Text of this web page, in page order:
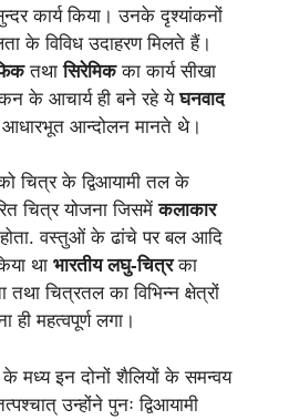
कार्य किया। उनके दृश्यांकनों
के विविध उदाहरण मिलते हैं।
तथासिरेमिकका कार्य सीखा
के आचार्य ही बने रहे येघनवाद
आधारभूत आन्दोलन मानते थे।
चित्र के द्विआयामी तल के
चित्र योजना जिसमेंकलाकार
होता. वस्तुओं के ढांचे पर बल आदि
था भारतीय लघु-चित्रका
चित्रतल का विभिन्न क्षेत्रों
ही महत्वपूर्ण लगा।
मध्य इन दोनों शैलियों के समन्वय
उन्होंने पुनः द्विआयामी